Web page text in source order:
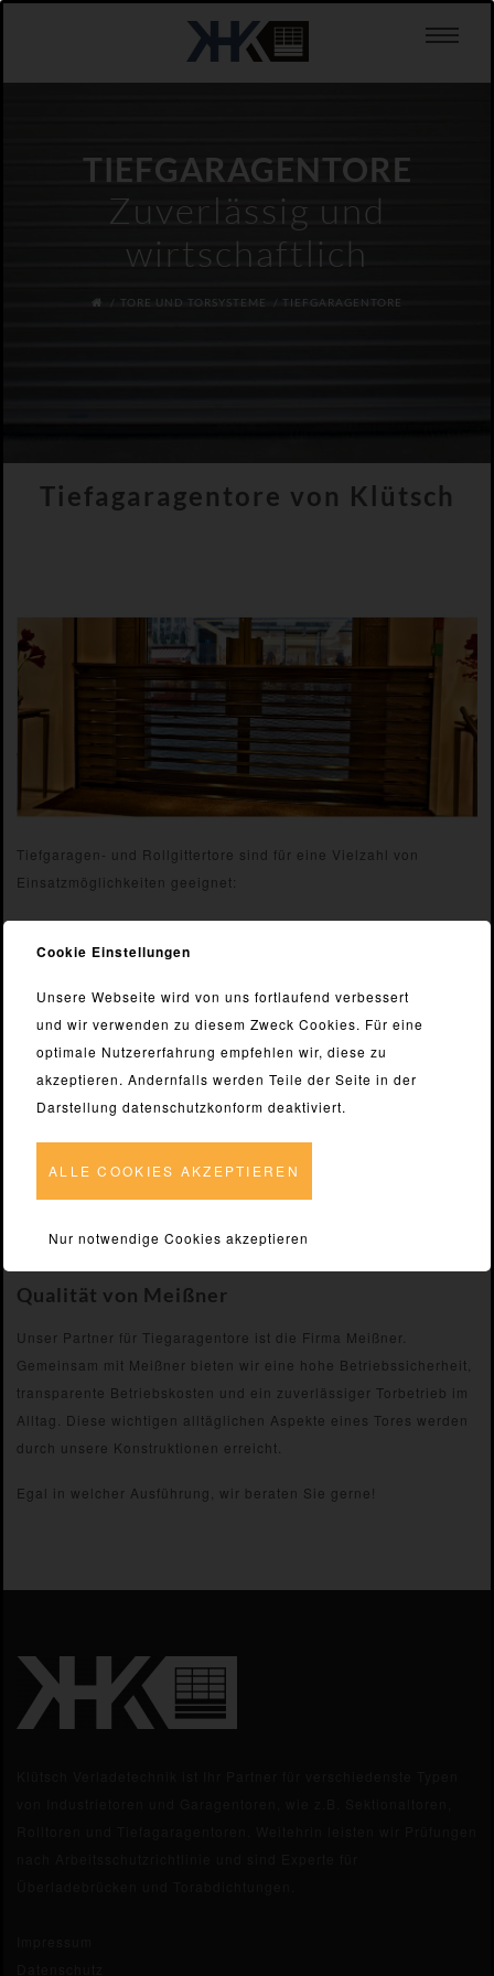
TIEFGARAGENTORE
Zuverlässig und
wirtschaftlich
TORE UND TORSYSTEME TIEFGARAGENTORE
Tiefagaragentore von Klütsch
Tiefgaragen- und Rollgittertore sind für eine Vielzahl von
Einsatzmöglichkeiten geeignet:
Sammelgaragen
Einstellhallen
Sonder-Lösungen
Spezialanwendungen
Qualität von Meißner
Unser Partner für Tiegaragentore ist die Firma Meißner.
Gemeinsam mit Meißner bieten wir eine hohe Betriebssicherheit,
transparente Betriebskosten und ein zuverlässiger Torbetrieb im
Alltag. Diese wichtigen alltäglichen Aspekte eines Tores werden
durch unsere Konstruktionen erreicht.
Egal in welcher Ausführung, wir beraten Sie gerne!
Cookie Einstellungen
Unsere Webseite wird von uns fortlaufend verbessert
und wir verwenden zu diesem Zweck Cookies. Für eine
optimale Nutzererfahrung empfehlen wir, diese zu
akzeptieren. Andernfalls werden Teile der Seite in der
Darstellung datenschutzkonform deaktiviert.
ALLE COOKIES AKZEPTIEREN
Nur notwendige Cookies akzeptieren